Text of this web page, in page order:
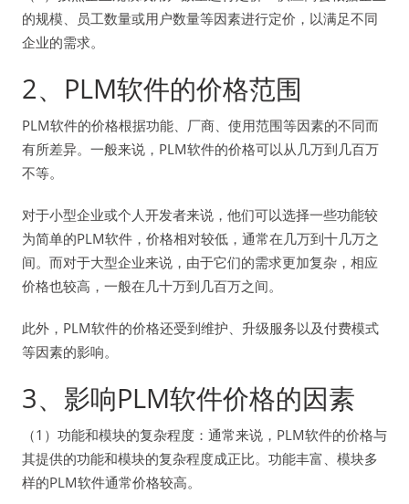
的规模、员工数量或用户数量等因素进行定价，以满足不同
企业的需求。
2、PLM软件的价格范围
PLM软件的价格根据功能、厂商、使用范围等因素的不同而
有所差异。一般来说，PLM软件的价格可以从几万到几百万
不等。
对于小型企业或个人开发者来说，他们可以选择一些功能较
为简单的PLM软件，价格相对较低，通常在几万到十几万之
间。而对于大型企业来说，由于它们的需求更加复杂，相应
价格也较高，一般在几十万到几百万之间。
此外，PLM软件的价格还受到维护、升级服务以及付费模式
等因素的影响。
3、影响PLM软件价格的因素
（1）功能和模块的复杂程度：通常来说，PLM软件的价格与
其提供的功能和模块的复杂程度成正比。功能丰富、模块多
样的PLM软件通常价格较高。